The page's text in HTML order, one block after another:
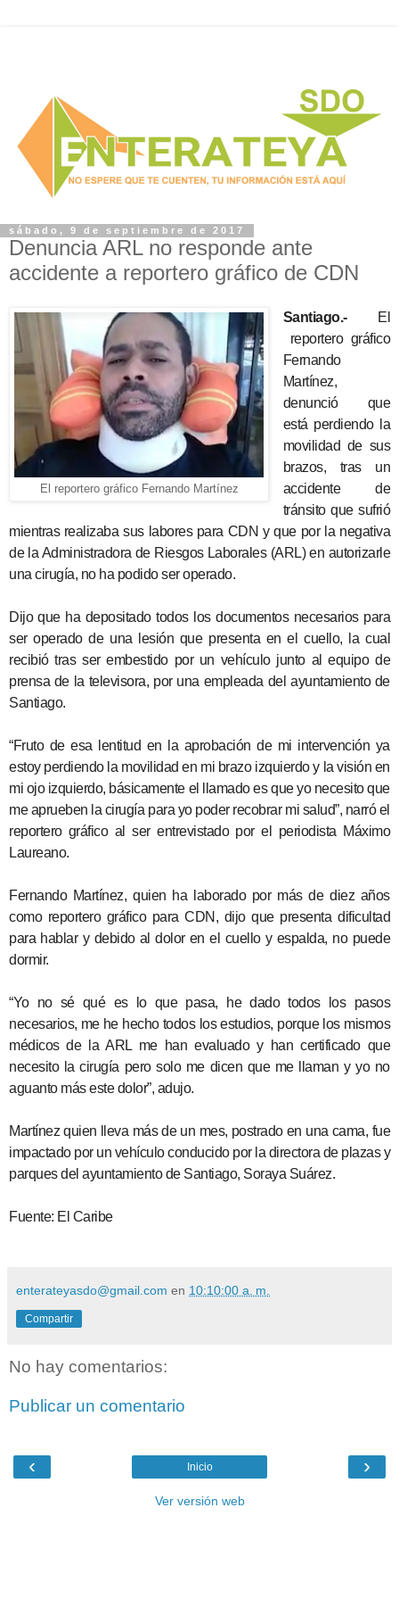
sábado, 9 de septiembre de 2017
Denuncia ARL no responde ante
accidente a reportero gráfico de CDN
El reportero gráfico Fernando Martínez
Santiago.-El
reportero gráfico
Fernando
Martínez,
denunció que
está perdiendo la
movilidad de sus
brazos, tras un
accidente de
tránsito que sufrió
mientras realizaba sus labores para CDN y que por la negativa
de la Administradora de Riesgos Laborales (ARL) en autorizarle
una cirugía, no ha podido ser operado.
Dijo que ha depositado todos los documentos necesarios para
ser operado de una lesión que presenta en el cuello, la cual
recibió tras ser embestido por un vehículo junto al equipo de
prensa de la televisora, por una empleada del ayuntamiento de
Santiago.
“Fruto de esa lentitud en la aprobación de mi intervención ya
estoy perdiendo la movilidad en mi brazo izquierdo y la visión en
mi ojo izquierdo, básicamente el llamado es que yo necesito que
me aprueben la cirugía para yo poder recobrar mi salud”, narró el
reportero gráfico al ser entrevistado por el periodista Máximo
Laureano.
Fernando Martínez, quien ha laborado por más de diez años
como reportero gráfico para CDN, dijo que presenta dificultad
para hablar y debido al dolor en el cuello y espalda, no puede
dormir.
“Yo no sé qué es lo que pasa, he dado todos los pasos
necesarios, me he hecho todos los estudios, porque los mismos
médicos de la ARL me han evaluado y han certificado que
necesito la cirugía pero solo me dicen que me llaman y yo no
aguanto más este dolor”, adujo.
Martínez quien lleva más de un mes, postrado en una cama, fue
impactado por un vehículo conducido por la directora de plazas y
parques del ayuntamiento de Santiago, Soraya Suárez.
Fuente: El Caribe
enterateyasdo@gmail.com en 10:10:00 a. m.
Compartir
No hay comentarios:
Publicar un comentario
‹ ›
Inicio
Ver versión web